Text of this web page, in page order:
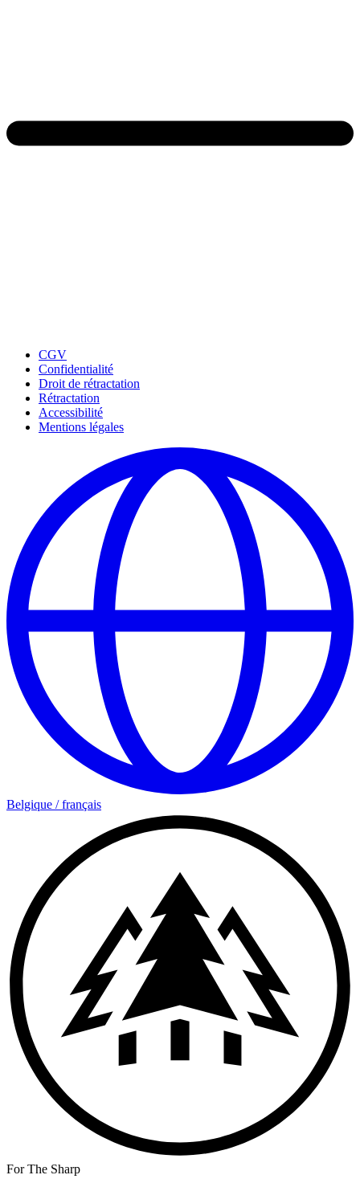
CGV
Confidentialité
Droit de rétractation
Rétractation
Accessibilité
Mentions légales
Belgique /français
For The Sharp